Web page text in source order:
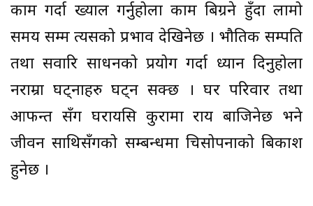
काम गर्दा ख्याल गर्नुहोला काम बिग्रने हुँदा लामो
समय सम्म त्यसको प्रभाव देखिनेछ । भौतिक सम्पति
तथा सवारि साधनको प्रयोग गर्दा ध्यान दिनुहोला
नराम्रा घट्नाहरु घट्न सक्छ । घर परिवार तथा
आफन्त सँग घरायसि कुरामा राय बाजिनेछ भने
जीवन साथिसँगको सम्बन्धमा चिसोपनाको बिकाश
हुनेछ ।